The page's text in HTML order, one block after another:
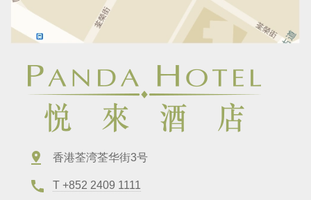
香港荃湾荃华街3号
T +852 2409 1111